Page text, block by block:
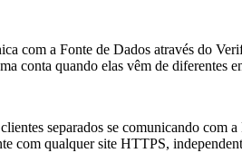
com a Fonte de Dados através do
conta quando elas vêm de diferentes
separados se comunicando com
com qualquer site HTTPS,